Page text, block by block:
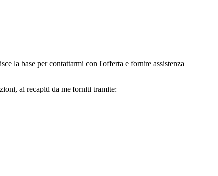
la base per contattarmi con l'offerta e fornire assistenza
ai recapiti da me forniti tramite: